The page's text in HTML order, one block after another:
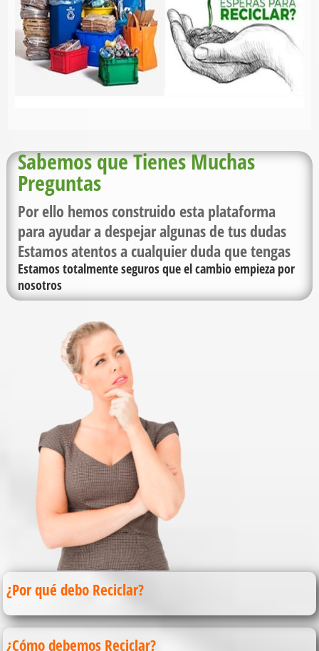
Sabemos que Tienes Muchas
Preguntas
Por ello hemos construido esta plataforma
para ayudar a despejar algunas de tus dudas
Estamos atentos a cualquier duda que tengas
Estamos totalmente seguros que el cambio empieza por
nosotros
¿Por qué debo Reciclar?
¿Cómo debemos Reciclar?